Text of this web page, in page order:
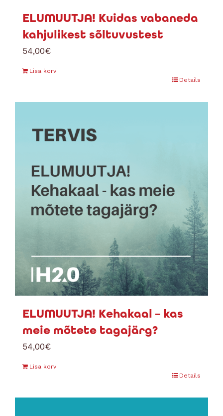
ELUMUUTJA! Kuidas vabaneda
kahjulikest sõltuvustest
54,00€
Lisa korvi
Details
ELUMUUTJA! Kehakaal – kas
meie mõtete tagajärg?
54,00€
Lisa korvi
Details